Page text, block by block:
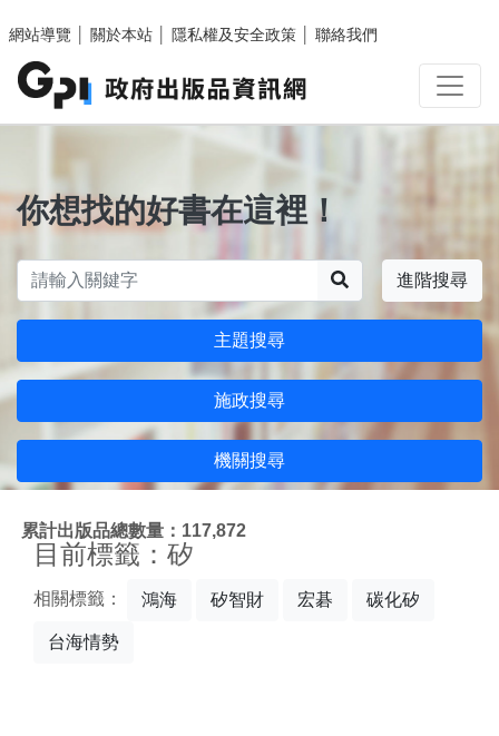
網站導覽
關於本站 隱私權及安全政策 聯絡我們
你想找的好書在這裡！
進階搜尋
主題搜尋
施政搜尋
機關搜尋
累計出版品總數量：117,872
目前標籤：矽
相關標籤： 鴻海 矽智財 宏碁 碳化矽
台海情勢